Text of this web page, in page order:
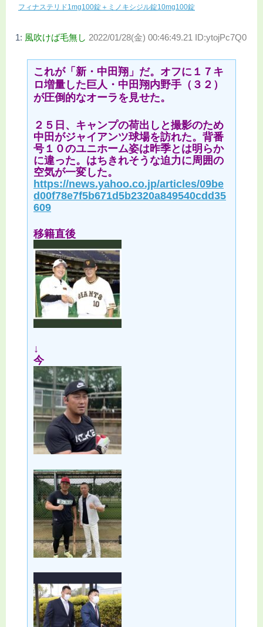
フィナステリド1mg100錠＋ミノキシジル錠10mg100錠
1: 風吹けば毛無し 2022/01/28(金) 00:46:49.21 ID:ytojPc7Q0
これが「新・中田翔」だ。オフに１７キ
ロ増量した巨人・中田翔内野手（３２）
が圧倒的なオーラを見せた。
２５日、キャンプの荷出しと撮影のため
中田がジャイアンツ球場を訪れた。背番
号１０のユニホーム姿は昨季とは明らか
に違った。はちきれそうな迫力に周囲の
空気が一変した。
https://news.yahoo.co.jp/articles/09be
d00f78e7f5b671d5b2320a849540cdd35
609
移籍直後
↓
今